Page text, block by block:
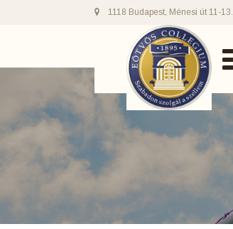
1118 Budapest, Ménesi út 11-13.